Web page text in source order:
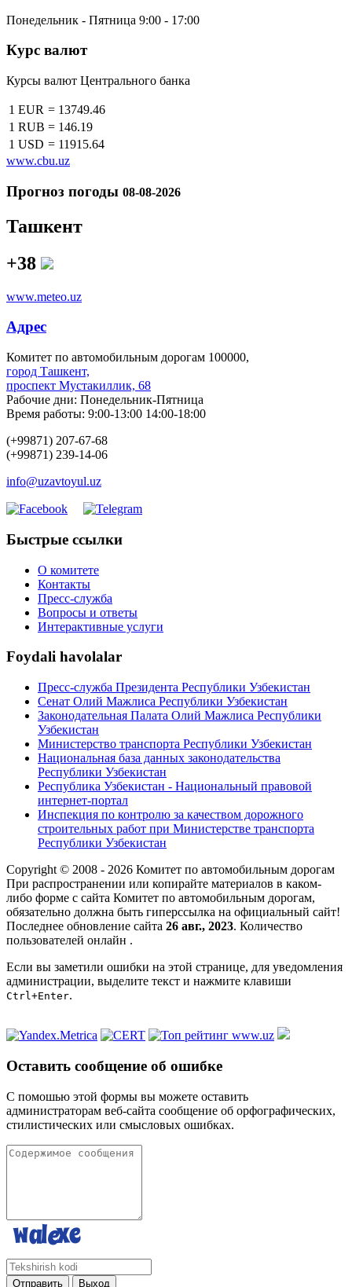
Понедельник - Пятница 9:00 - 17:00
Курс валют
Курсы валют Центрального банка
1 EUR = 13749.46
1 RUB = 146.19
1 USD = 11915.64
www.cbu.uz
Прогноз погоды 08-08-2026
Ташкент
+38
www.meteo.uz
Адрес
Комитет по автомобильным дорогам 100000,
город Ташкент,
проспект Мустакиллик, 68
Рабочие дни: Понедельник-Пятница
Время работы: 9:00-13:00 14:00-18:00
(+99871) 207-67-68
(+99871) 239-14-06
info@uzavtoyul.uz
Быстрые ссылки
О комитете
Контакты
Пресс-служба
Вопросы и ответы
Интерактивные услуги
Foydali havolalar
Пресс-служба Президента Республики Узбекистан
Сенат Олий Мажлиса Республики Узбекистан
Законодательная Палата Олий Мажлиса Республики
Узбекистан
Министерство транспорта Республики Узбекистан
Национальная база данных законодательства
Республики Узбекистан
Республика Узбекистан - Национальный правовой
интернет-портал
Инспекция по контролю за качеством дорожного
строительных работ при Министерстве транспорта
Республики Узбекистан
Copyright © 2008 - 2026 Комитет по автомобильным дорогам
При распространении или копирайте материалов в каком-
либо форме с сайта Комитет по автомобильным дорогам,
обязательно должна быть гиперссылка на официальный сайт!
Последнее обновление сайта 26 авг., 2023. Количество
пользователей онлайн .
Если вы заметили ошибки на этой странице, для уведомления
администрации, выделите текст и нажмите клавиши
Ctrl+Enter.
Оставить сообщение об ошибке
С помошью этой формы вы можете оставить
администраторам веб-сайта сообщение об орфографических,
стилистических или смысловых ошибках.
Отправить Выход